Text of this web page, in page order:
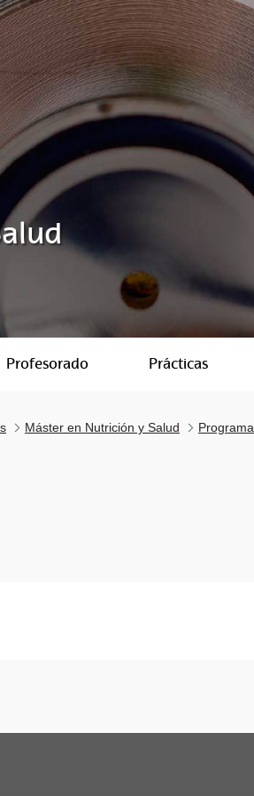
Profesorado Prácticas
Máster en Nutrición y Salud Programa